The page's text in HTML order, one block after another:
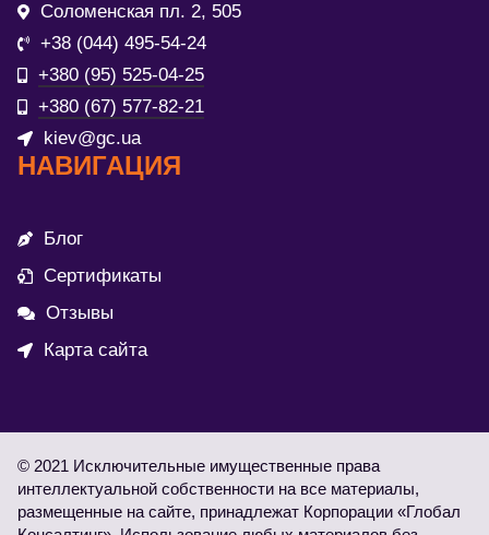
Соломенская пл. 2, 505
+38 (044) 495-54-24
+380 (95) 525-04-25
+380 (67) 577-82-21
kiev@gc.ua
НАВИГАЦИЯ
Блог
Сертификаты
Отзывы
Карта сайта
© 2021 Исключительные имущественные права
интеллектуальной собственности на все материалы,
размещенные на сайте, принадлежат Корпорации «Глобал